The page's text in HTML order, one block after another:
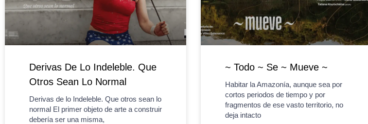
Derivas De Lo Indeleble. Que
Otros Sean Lo Normal
Derivas de lo Indeleble. Que otros sean lo
normal El primer objeto de arte a construir
debería ser una misma,
~ Todo ~ Se ~ Mueve ~
Habitar la Amazonía, aunque sea por
cortos periodos de tiempo y por
fragmentos de ese vasto territorio, no
deja intacto